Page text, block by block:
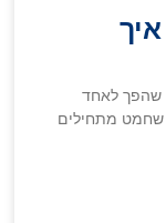
שהפך לאחד
שחמט מתחילים